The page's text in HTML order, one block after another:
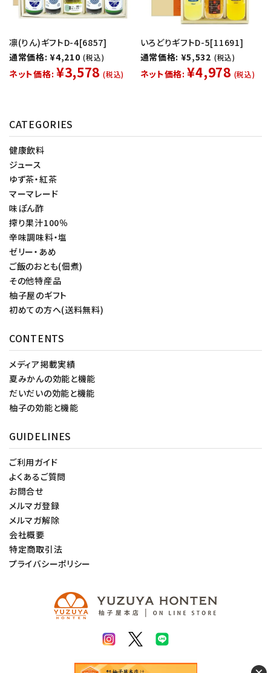
凛(りん)ギフトD-4[6857]
通常価格: ¥4,210 (税込)
ネット価格: ¥3,578 (税込)
いろどりギフトD-5[11691]
通常価格: ¥5,532 (税込)
ネット価格: ¥4,978 (税込)
CATEGORIES
健康飲料
ジュース
ゆず茶・紅茶
マーマレード
味ぽん酢
搾り果汁100％
辛味調味料・塩
ゼリー・あめ
ご飯のおとも(佃煮)
その他特産品
柚子屋のギフト
初めての方へ(送料無料)
CONTENTS
メディア掲載実績
夏みかんの効能と機能
だいだいの効能と機能
柚子の効能と機能
GUIDELINES
ご利用ガイド
よくあるご質問
お問合せ
メルマガ登録
メルマガ解除
会社概要
特定商取引法
プライバシーポリシー